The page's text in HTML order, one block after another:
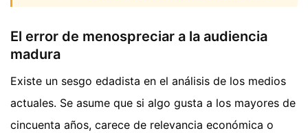
El error de menospreciar a la audiencia
madura
Existe un sesgo edadista en el análisis de los medios
actuales. Se asume que si algo gusta a los mayores de
cincuenta años, carece de relevancia económica o